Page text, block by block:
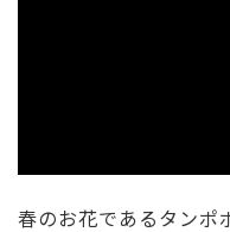
春のお花であるタンポ